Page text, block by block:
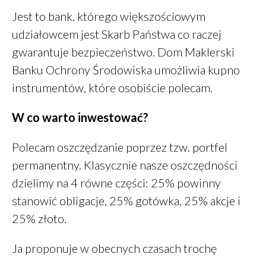
kwiecień 2021
luty 2021
styczeń 2021
grudzień 2020
listopad 2020
sierpień 2020
grudzień 2019
wrzesień 2019
Jest to bank, którego większościowym
udziałowcem jest Skarb Państwa co raczej
gwarantuje bezpieczeństwo. Dom Maklerski
Banku Ochrony Środowiska umożliwia kupno
instrumentów, które osobiście polecam.
W co warto inwestować?
Polecam oszczędzanie poprzez tzw. portfel
permanentny. Klasycznie nasze oszczędności
dzielimy na 4 równe części: 25% powinny
stanowić obligacje, 25% gotówka, 25% akcje i
25% złoto.
Ja proponuje w obecnych czasach trochę